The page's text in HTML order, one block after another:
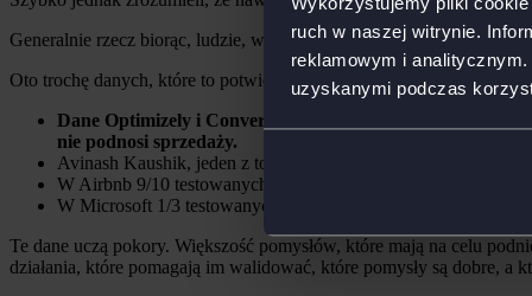
ruch w naszej witrynie.
reklamowym i
uzyskanymi podczas
Generalnie rzecz biorąc, ludzie, w tym nawet najlepsi eksperci UX
Oto trochę danych, które to potwierdzają:
Dane Optimizely i Convert.com pokazują, że tylko około
nie podnosi sprzedaży.
Avinash Kaushik, jeden z topowych analityków napisał: “W
W Airbnb 9/10 testowanych pomysłów na zmiany, których
W Microsoft 1/3 testowanych zmian daje wzrost wyników, 1/3
Te dane uczą pokory. Większość pomysłów, które mają na celu
działania, które pomagają im walidować, które pomysły są dobre,